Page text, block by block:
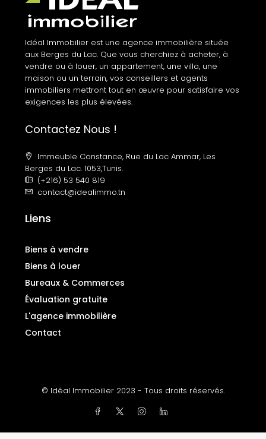
Idéal Immobilier est une agence immobilière située
aux Berges du Lac. Que vous cherchiez à acheter, à
vendre ou à louer, un appartement, une villa, une
maison ou un terrain, vos conseillers et agents
immobiliers mettront tout en œuvre pour satisfaire vos
exigences les plus élevées.
Contactez Nous !
Immeuble Constance, Rue du Lac Ammar, Les
Berges du Lac. 1053,Tunis.
(+216) 53 540 819
contact@idealimmo.tn
Liens
Biens à vendre
Biens à louer
Bureaux & Commerces
Évaluation gratuite
L'agence immobilière
Contact
© Idéal Immobilier 2023 - Tous droits réservés.